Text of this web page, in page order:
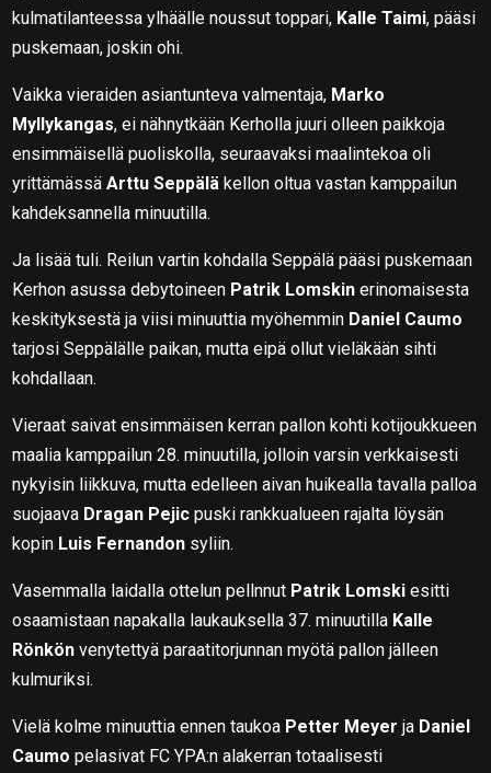
kulmatilanteessa ylhäälle noussut toppari, Kalle Taimi, pääsi
puskemaan, joskin ohi.
Vaikka vieraiden asiantunteva valmentaja, Marko
Myllykangas, ei nähnytkään Kerholla juuri olleen paikkoja
ensimmäisellä puoliskolla, seuraavaksi maalintekoa oli
yrittämässäArttu Seppälä kellon oltua vastan kamppailun
kahdeksannella minuutilla.
Ja lisää tuli. Reilun vartin kohdalla Seppälä pääsi puskemaan
Kerhon asussa debytoineen Patrik Lomskin erinomaisesta
keskityksestä ja viisi minuuttia myöhemmin Daniel Caumo
tarjosi Seppälälle paikan, mutta eipä ollut vieläkään sihti
kohdallaan.
Vieraat saivat ensimmäisen kerran pallon kohti kotijoukkueen
maalia kamppailun 28. minuutilla, jolloin varsin verkkaisesti
nykyisin liikkuva, mutta edelleen aivan huikealla tavalla palloa
suojaava Dragan Pejic puski rankkualueen rajalta löysän
kopin Luis Fernandon syliin.
Vasemmalla laidalla ottelun pellnnut Patrik Lomskiesitti
osaamistaan napakalla laukauksella 37. minuutilla Kalle
Rönkön venytettyä paraatitorjunnan myötä pallon jälleen
kulmuriksi.
Vielä kolme minuuttia ennen taukoa Petter Meyer ja Daniel
Caumopelasivat FC YPA:n alakerran totaalisesti